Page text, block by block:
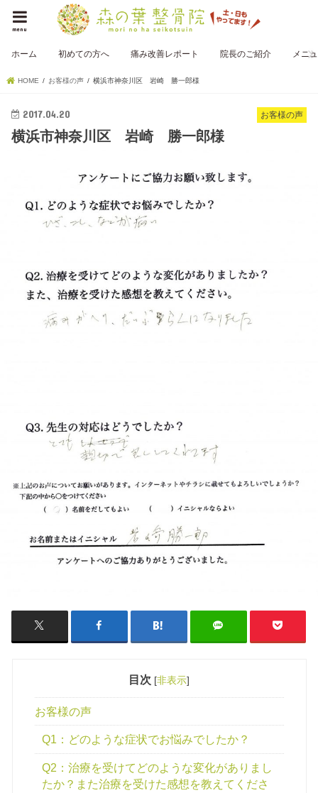
menu
ホーム 初めての方へ 痛み改善レポート 院長のご紹介 メニ
HOME お客様の声 横浜市神奈川区 岩崎 勝一郎様
お客様の声
2017.04.20
横浜市神奈川区 岩崎 勝一郎様
目次 [非表示]
お客様の声
Q1：どのような症状でお悩みでしたか？
Q2：治療を受けてどのような変化がありまし
たか？また治療を受けた感想を教えてくださ